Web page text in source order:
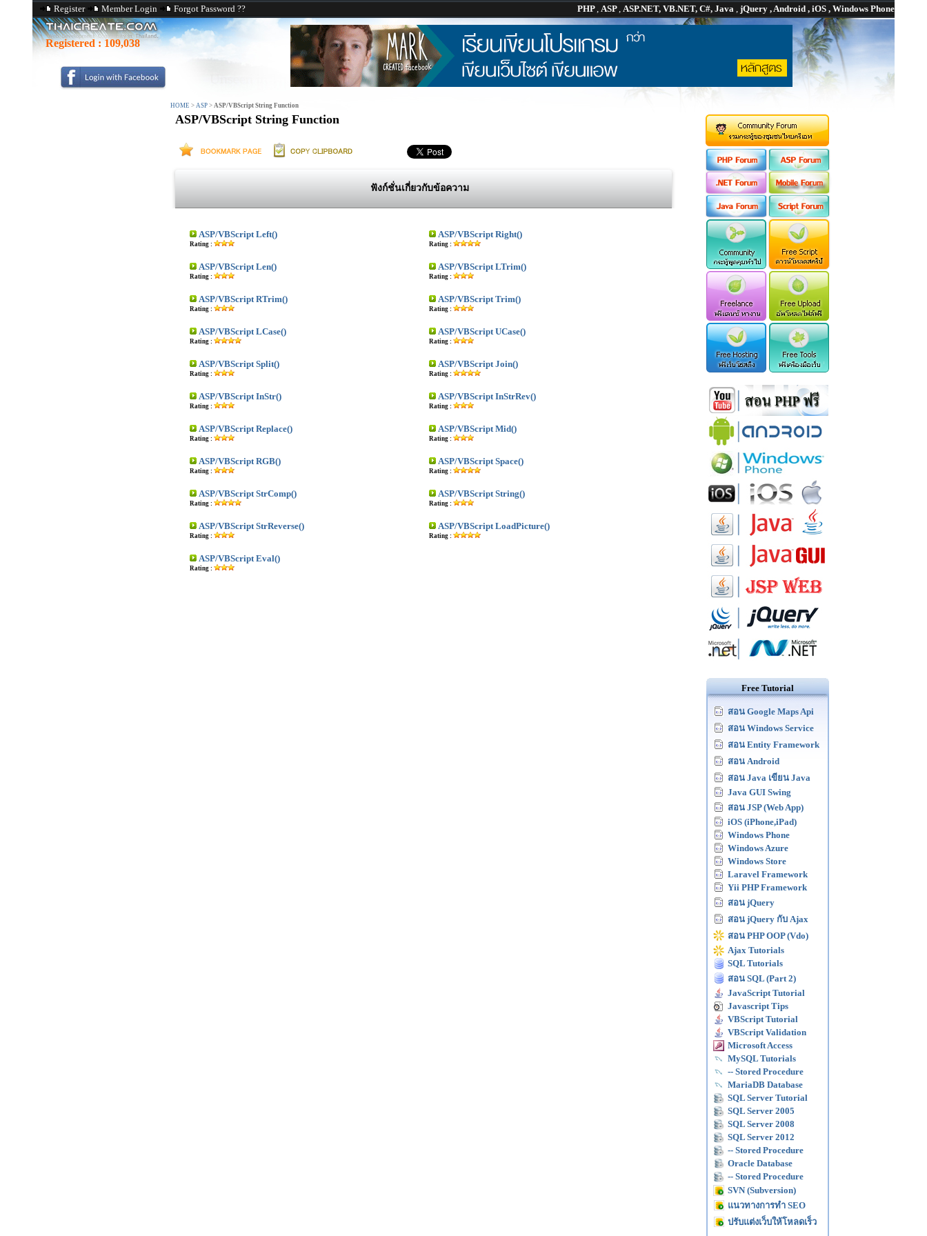
Register Member Login Forgot Password ?? PHP, ASP, ASP.NET, VB.NET, C#, Java , jQuery , Android , iOS , Windows Phone
Registered : 109,038
HOME > ASP > ASP/VBScript String Function
ASP/VBScript String Function
ฟังก์ชั่นเกี่ยวกับข้อความ
ASP/VBScript Left()
Rating :
ASP/VBScript Right()
Rating :
ASP/VBScript Len()
Rating :
ASP/VBScript LTrim()
Rating :
ASP/VBScript RTrim()
Rating :
ASP/VBScript Trim()
Rating :
ASP/VBScript LCase()
Rating :
ASP/VBScript UCase()
Rating :
ASP/VBScript Split()
Rating :
ASP/VBScript Join()
Rating :
ASP/VBScript InStr()
Rating :
ASP/VBScript InStrRev()
Rating :
ASP/VBScript Replace()
Rating :
ASP/VBScript Mid()
Rating :
ASP/VBScript RGB()
Rating :
ASP/VBScript Space()
Rating :
ASP/VBScript StrComp()
Rating :
ASP/VBScript String()
Rating :
ASP/VBScript StrReverse()
Rating :
ASP/VBScript LoadPicture()
Rating :
ASP/VBScript Eval()
Rating :
Free Tutorial
สอน Google Maps Api
สอน Windows Service
สอน Entity Framework
สอน Android
สอน Java เขียน Java
Java GUI Swing
สอน JSP (Web App)
iOS (iPhone,iPad)
Windows Phone
Windows Azure
Windows Store
Laravel Framework
Yii PHP Framework
สอน jQuery
สอน jQuery กับ Ajax
สอน PHP OOP (Vdo)
Ajax Tutorials
SQL Tutorials
สอน SQL (Part 2)
JavaScript Tutorial
Javascript Tips
VBScript Tutorial
VBScript Validation
Microsoft Access
MySQL Tutorials
-- Stored Procedure
MariaDB Database
SQL Server Tutorial
SQL Server 2005
SQL Server 2008
SQL Server 2012
-- Stored Procedure
Oracle Database
-- Stored Procedure
SVN (Subversion)
แนวทางการทำ SEO
ปรับแต่งเว็บให้โหลดเร็ว